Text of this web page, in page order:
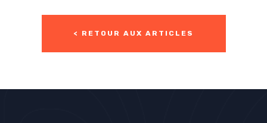
< RETOUR AUX ARTICLES